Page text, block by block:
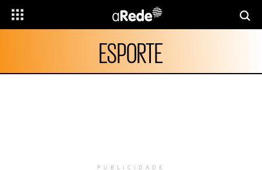
ESPORTE
PUBLICIDADE